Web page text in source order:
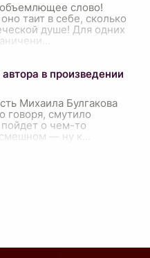
слово!
таит в себе, сколько
душе! Для одних
в произведении
Михаила Булгакова
говоря, смутило
пойдет о чем-то
— ну к